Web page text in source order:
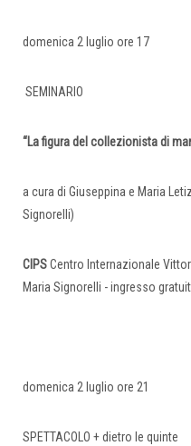
domenica 2 luglio ore 17
SEMINARIO
“La figura del collezionista di
a cura di Giuseppina e Maria
Signorelli)
CIPSCentro Internazionale
Maria Signorelli - ingresso
domenica 2 luglio ore 21
SPETTACOLO + dietro le quinte